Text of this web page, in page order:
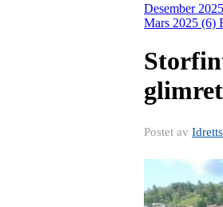
Desember
Mars 2025 (6)
Postet av